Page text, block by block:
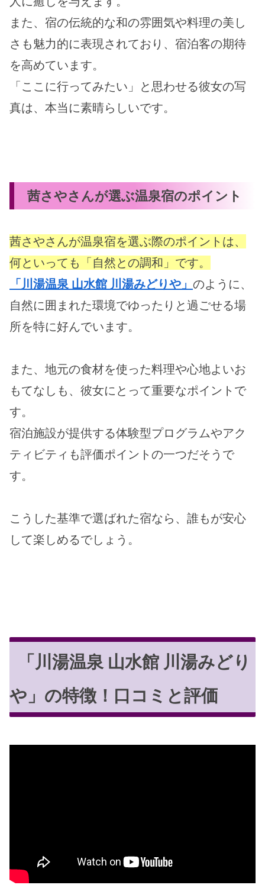
また、宿の伝統的な和の雰囲気や料理の美し
さも魅力的に表現されており、宿泊客の期待
を高めています。
「ここに行ってみたい」と思わせる彼女の写
真は、本当に素晴らしいです。
茜さやさんが選ぶ温泉宿のポイント
茜さやさんが温泉宿を選ぶ際のポイントは、
何といっても「自然との調和」です。
「川湯温泉 山水館 川湯みどりや」 のように、
自然に囲まれた環境でゆったりと過ごせる場
所を特に好んでいます。
また、地元の食材を使った料理や心地よいお
もてなしも、彼女にとって重要なポイントで
す。
宿泊施設が提供する体験型プログラムやアク
ティビティも評価ポイントの一つだそうで
す。
こうした基準で選ばれた宿なら、誰もが安心
して楽しめるでしょう。
「川湯温泉 山水館 川湯みどり
や」の特徴！口コミと評価